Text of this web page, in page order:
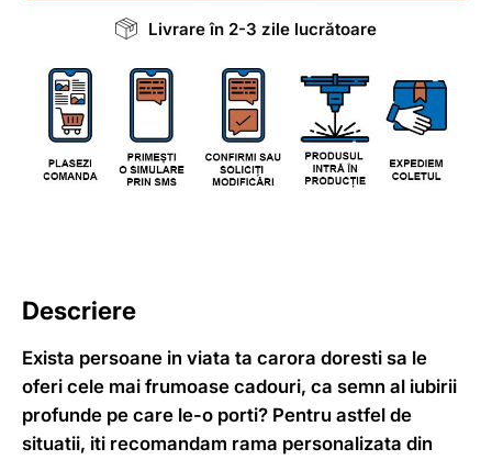
Livrare în 2-3 zile lucrătoare
Descriere
Exista persoane in viata ta carora doresti sa le
oferi cele mai frumoase cadouri, ca semn al iubirii
profunde pe care le-o porti? Pentru astfel de
situatii, iti recomandam rama personalizata din